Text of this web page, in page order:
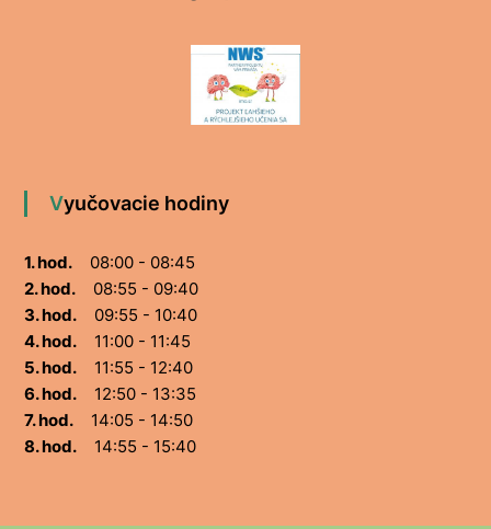
Vyučovacie hodiny
1. hod.08:00 - 08:45
2. hod.08:55 - 09:40
3. hod.09:55 - 10:40
4. hod.11:00 - 11:45
5. hod.11:55 - 12:40
6. hod.12:50 - 13:35
7. hod.14:05 - 14:50
8. hod.14:55 - 15:40